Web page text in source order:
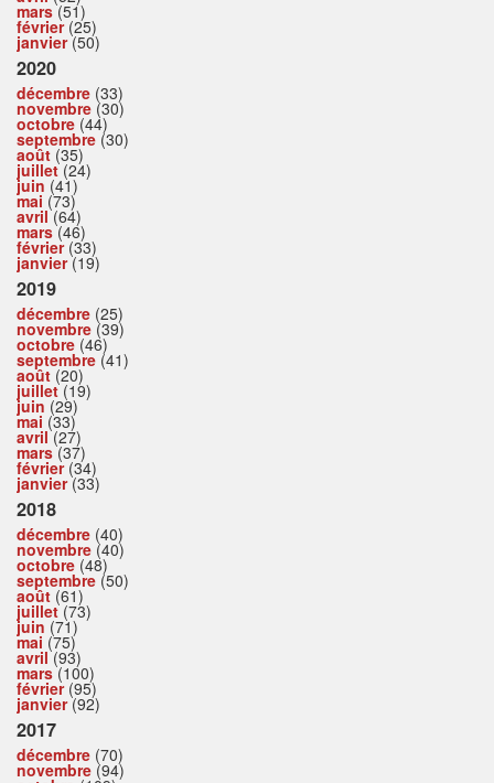
mars(51)
février(25)
janvier(50)
2020
décembre (33)
novembre (30)
octobre (44)
septembre (30)
août (35)
juillet(24)
juin (41)
mai (73)
avril(64)
mars(46)
février(33)
janvier(19)
2019
décembre (25)
novembre (39)
octobre (46)
septembre (41)
août (20)
juillet(19)
juin (29)
mai (33)
avril(27)
mars(37)
février(34)
janvier(33)
2018
décembre (40)
novembre (40)
octobre (48)
septembre (50)
août (61)
juillet(73)
juin (71)
mai (75)
avril(93)
mars(100)
février(95)
janvier(92)
2017
décembre (70)
novembre (94)